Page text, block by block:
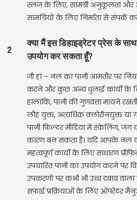
स्लज के लिए, सामग्री अनुकूलता और
सामग्रियों के लिए निर्माता से संपर्क
2
क्या मैं इस डिहाइड्रेटर प्रेस के
उपयोग कर सकता हूँ?
जी हां – नल का पानी आमतौर पर
करने और कुछ अन्य धुलाई कार्यों के
हालांकि, पानी की गुणवत्ता मायने
लौह युक्त, अत्यधिक क्लोरीनयुक्त या
पानी फिल्टर मीडिया में स्केलिंग, जंग
कारण बन सकता है। यदि आपके नल
महत्वपूर्ण कार्यों के लिए साधारण
उपचारित पानी का उपयोग करने पर
उपकरणों पर कभी भी उच्च दबाव वाला
सफाई प्रक्रियाओं के लिए ऑपरेटर